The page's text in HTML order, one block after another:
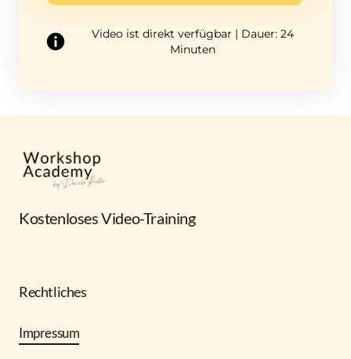
Video ist direkt verfügbar | Dauer: 24
Minuten
Kostenloses Video-Training
Rechtliches
Impressum